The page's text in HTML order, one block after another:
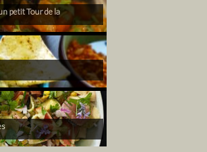
petit Tour de la